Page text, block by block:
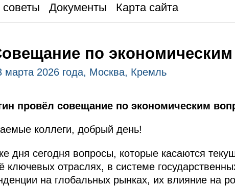
Документы Карта сайта
по
марта 2026 года, Москва, Кремль
провёл совещание по экономическим
коллеги, добрый день!
дня сегодня вопросы, которые касаются
ключевых отраслях, в системе
на глобальных рынках, их влияние на